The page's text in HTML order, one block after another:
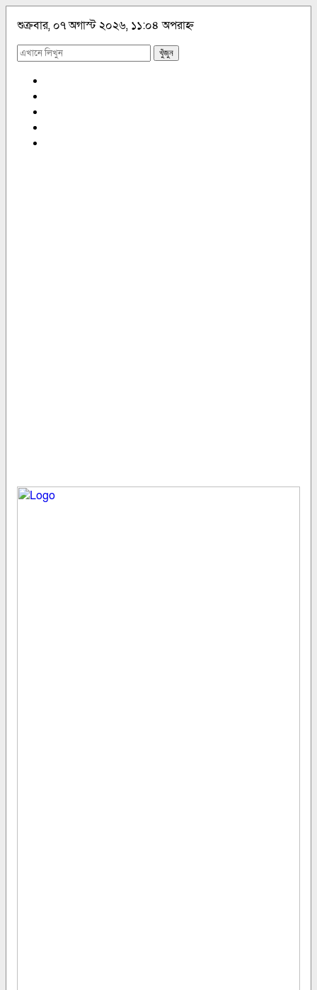
শুক্রবার, ০৭ অগাস্ট ২০২৬, ১১:০৪ অপরাহ্ন
খুঁজুন